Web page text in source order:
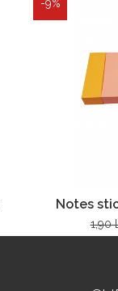
-9%
Notes
1,90